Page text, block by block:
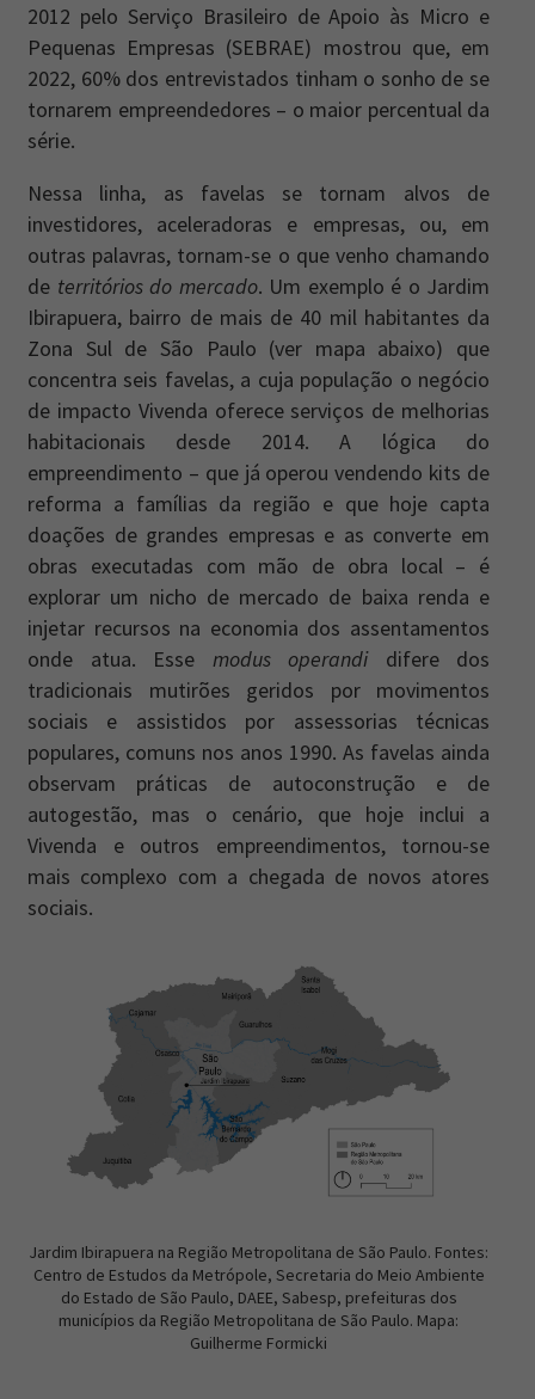
2012 pelo Serviço Brasileiro de Apoio às Micro e
Pequenas Empresas (SEBRAE) mostrou que, em
2022, 60% dos entrevistados tinham o sonho de se
tornarem empreendedores – o maior percentual da
série.
Nessa linha, as favelas se tornam alvos de
investidores, aceleradoras e empresas, ou, em
outras palavras, tornam-se o que venho chamando
de territórios do mercado. Um exemplo é o Jardim
Ibirapuera, bairro de mais de 40 mil habitantes da
Zona Sul de São Paulo (ver mapa abaixo) que
concentra seis favelas, a cuja população o negócio
de impacto Vivenda oferece serviços de melhorias
habitacionais desde 2014. A lógica do
empreendimento – que já operou vendendo kits de
reforma a famílias da região e que hoje capta
doações de grandes empresas e as converte em
obras executadas com mão de obra local – é
explorar um nicho de mercado de baixa renda e
injetar recursos na economia dos assentamentos
onde atua. Esse modus operandidifere dos
tradicionais mutirões geridos por movimentos
sociais e assistidos por assessorias técnicas
populares, comuns nos anos 1990. As favelas ainda
observam práticas de autoconstrução e de
autogestão, mas o cenário, que hoje inclui a
Vivenda e outros empreendimentos, tornou-se
mais complexo com a chegada de novos atores
sociais.
Jardim Ibirapuera na Região Metropolitana de São Paulo. Fontes:
Centro de Estudos da Metrópole, Secretaria do Meio Ambiente
do Estado de São Paulo, DAEE, Sabesp, prefeituras dos
municípios da Região Metropolitana de São Paulo. Mapa:
Guilherme Formicki